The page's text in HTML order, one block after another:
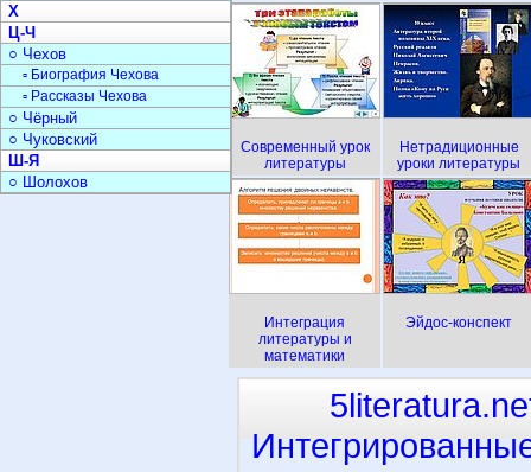
Современный урок
литературы
Нетрадиционные
уроки литературы
Интеграция
литературы и
математики
Эйдос-конспект
Х
Ц-Ч
○ Чехов
▫ Биография Чехова
▫ Рассказы Чехова
○ Чёрный
○ Чуковский
Ш-Я
○ Шолохов